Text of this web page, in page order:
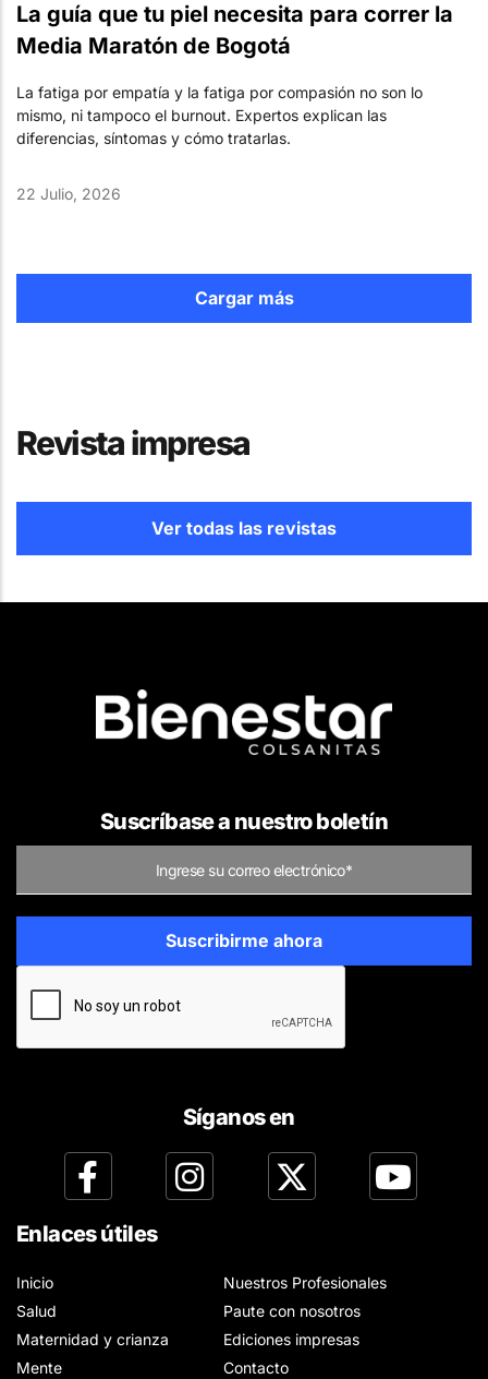
La guía que tu piel necesita para correr la
Media Maratón de Bogotá
La fatiga por empatía y la fatiga por compasión no son lo
mismo, ni tampoco el burnout. Expertos explican las
diferencias, síntomas y cómo tratarlas.
22 Julio, 2026
Cargar más
Revista impresa
Ver todas las revistas
Suscríbase a nuestro boletín
Síganos en
Enlaces útiles
Inicio
Salud
Maternidad y crianza
Mente
Nuestros Profesionales
Paute con nosotros
Ediciones impresas
Contacto